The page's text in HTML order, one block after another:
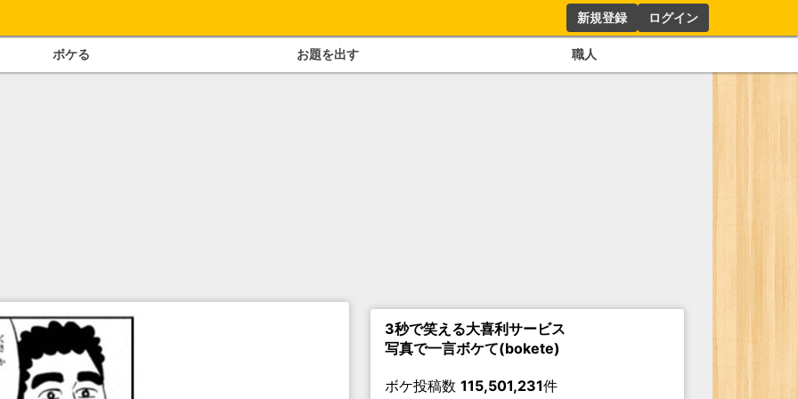
新規登録 ログイン
ボケる お題を出す 職人
3秒で笑える大喜利サービス
写真で一言ボケて(bokete)
ボケ投稿数 115,501,231件